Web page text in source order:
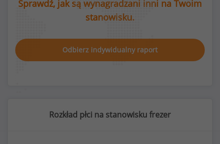
Sprawdź, jak są wynagradzani inni na Twoim
stanowisku.
Odbierz indywidualny raport
Rozkład płci na stanowisku frezer